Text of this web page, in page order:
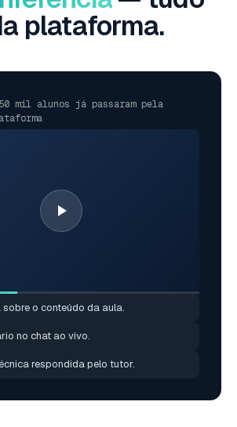
plataforma.
mil alunos já passaram pela
sobre o conteúdo da aula.
no chat ao vivo.
respondida pelo tutor.